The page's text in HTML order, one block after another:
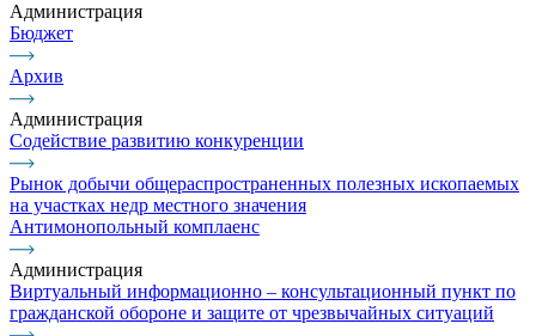
Администрация
Бюджет
Архив
Администрация
Содействие развитию конкуренции
Рынок добычи общераспространенных полезных ископаемых
на участках недр местного значения
Антимонопольный комплаенс
Администрация
Виртуальный информационно – консультационный пункт по
гражданской обороне и защите от чрезвычайных ситуаций